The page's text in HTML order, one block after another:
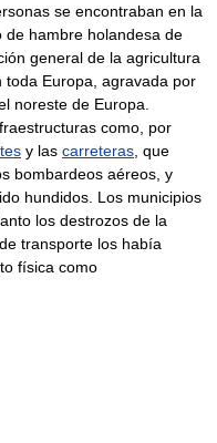
se encontraban en la
de hambre holandesa de
general de la agricultura
Europa, agravada por
noreste de Europa.
como, por
y las carreteras , que
bombardeos aéreos, y
hundidos. Los municipios
los destrozos de la
transporte los había
física como